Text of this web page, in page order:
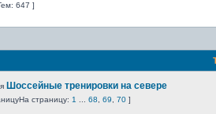
647 ]
Шоссейные тренировки на севере
На страницу: 1 68 69 70 ]